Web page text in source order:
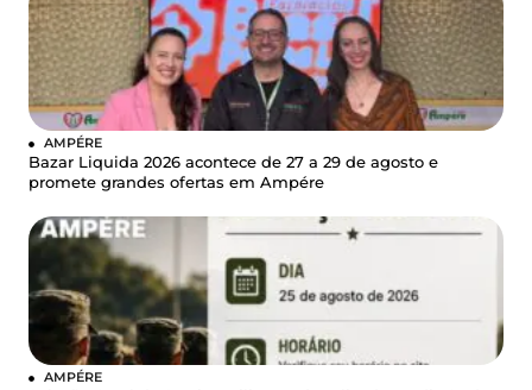
AMPÉRE
Bazar Liquida 2026 acontece de 27 a 29 de agosto e
promete grandes ofertas em Ampére
AMPÉRE